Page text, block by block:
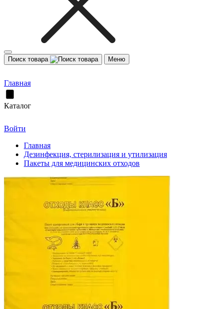
Поиск товара Меню
Главная
Каталог
Войти
Главная
Дезинфекция, стерилизация и утилизация
Пакеты для медицинских отходов